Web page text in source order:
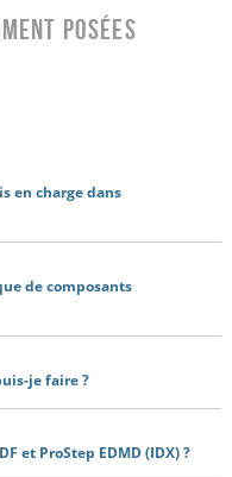
posées
en charge dans
de composants
je faire ?
et ProStep EDMD (IDX) ?